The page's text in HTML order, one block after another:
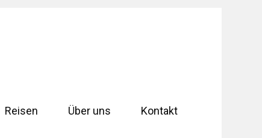
Reisen Über uns Kontakt